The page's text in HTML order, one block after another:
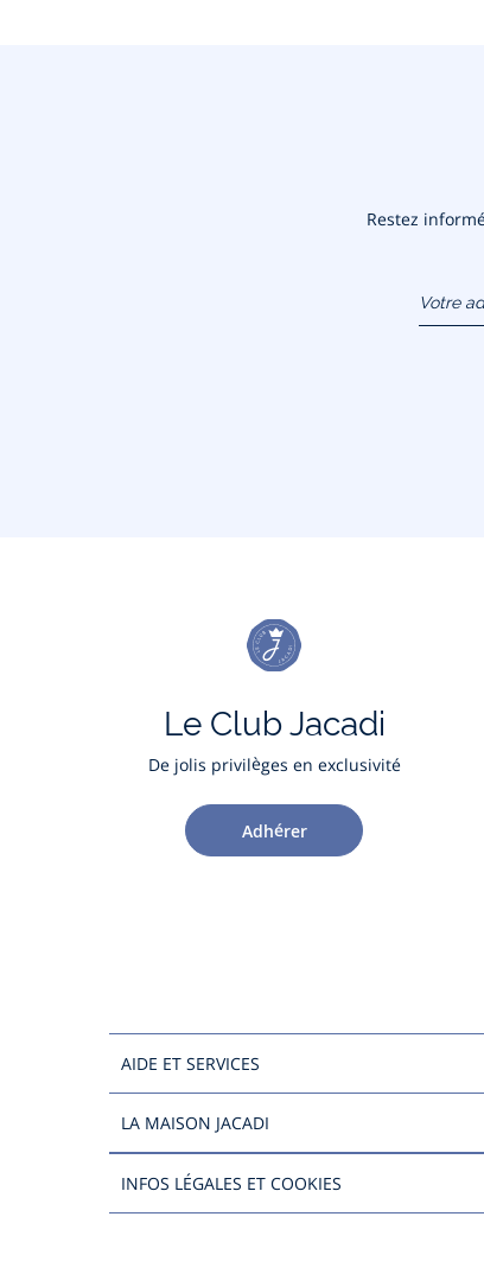
Restez
Le Club Jacadi
De jolis privilèges en exclusivité
Adhérer
AIDE ET SERVICES
LA MAISON JACADI
INFOS LÉGALES ET COOKIES